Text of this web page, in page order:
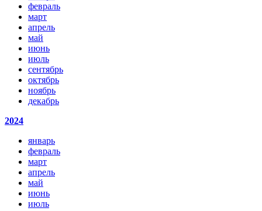
февраль
март
апрель
май
июнь
июль
сентябрь
октябрь
ноябрь
декабрь
2024
январь
февраль
март
апрель
май
июнь
июль